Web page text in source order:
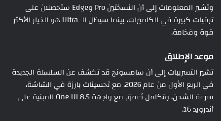
وتشير المعلومات إلى أن النسختين Pro وEdge ستحصلان على
ترقيات كبيرة في الكاميرات، بينما سيظل الـ Ultra هو الخيار الأكثر
قوة وفخامة.
موعد الإطلاق
تشير التسريبات إلى أن سامسونج قد تكشف عن السلسلة الجديدة
في الربع الأول من عام 2026، مع تحسينات بارزة في الشاشة،
سرعة الشحن، وتكامل أعمق مع واجهة One UI 8.5 المبنية على
أندرويد 16.